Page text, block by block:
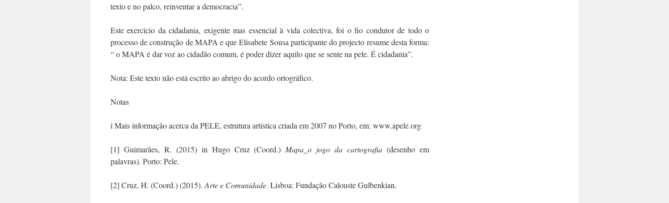
texto e no palco, reinventar a democracia”.
Este exercício da cidadania, exigente mas essencial à vida colectiva, foi o fio condutor de todo o
processo de construção de MAPA e que Elisabete Sousa participante do projecto resume desta forma:
“ o MAPA é dar voz ao cidadão comum, é poder dizer aquilo que se sente na pele. É cidadania”.
Nota: Este texto não está escrito ao abrigo do acordo ortográfico.
Notas
i Mais informação acerca da PELE, estrutura artística criada em 2007 no Porto, em: www.apele.org
[1] Guimarães, R. (2015) in Hugo Cruz (Coord.) Mapa_o jogo da cartografia (desenho em
palavras). Porto: Pele.
[2] Cruz, H. (Coord.) (2015). Arte e Comunidade. Lisboa: Fundação Calouste Gulbenkian.